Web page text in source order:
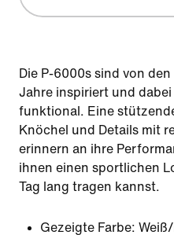
Die P-6000s sind von
Jahre inspiriert und
funktional. Eine
Knöchel und Details mit
erinnern an ihre
ihnen einen sportlichen
Tag lang tragen kannst.
Gezeigte Farbe: